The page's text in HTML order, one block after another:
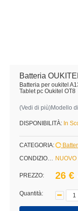
Batteria
Batteria per oukitel
Tablet pc Oukitel OT8
(Vedi di più)Modello
DISPONIBILITÀ: In
CATEGORIA:
CONDIZIONE: NUOVO
PREZZO: 26 €
Quantità: